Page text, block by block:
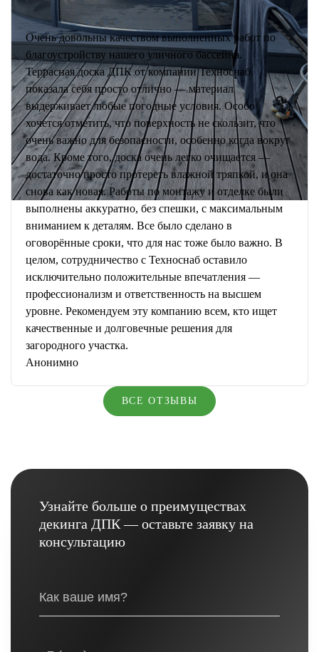
Очень довольны качеством выполненных работ по
благоустройству нашего уличного бассейна.
Террасная доска ДПК от компании Техноснаб
показала себя просто отлично — материал
выдерживает любые погодные условия. Особо
хочется отметить, что поверхность не скользит, что
очень важно для безопасности, особенно когда вокруг
вода. Кроме того, доска очень легко очищается —
достаточно просто протереть влажной тряпкой, и она
снова как новая. Работы по монтажу и отделке были
выполнены аккуратно, без спешки, с максимальным
вниманием к деталям. Все было сделано в
оговорённые сроки, что для нас тоже было важно. В
целом, сотрудничество с Техноснаб оставило
исключительно положительные впечатления —
профессионализм и ответственность на высшем
уровне. Рекомендуем эту компанию всем, кто ищет
качественные и долговечные решения для
загородного участка.
Анонимно
ВСЕ ОТЗЫВЫ
Узнайте больше о преимуществах
декинга ДПК — оставьте заявку на
консультацию